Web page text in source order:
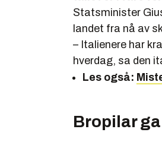
Statsminister
landet fra nå av
– Italienere har
hverdag, sa den
Les også:
Bropilar